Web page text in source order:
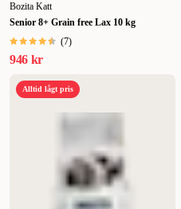
Bozita Katt
Senior 8+ Grain free Lax 10 kg
(7)
946 kr
Alltid lågt pris